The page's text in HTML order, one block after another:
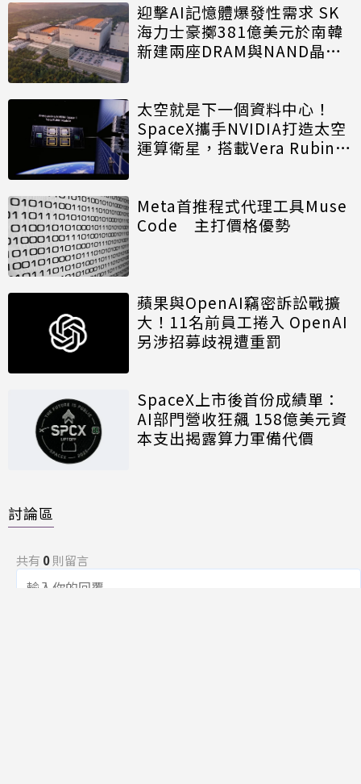
迎擊AI記憶體爆發性需求 SK
海力士豪擲381億美元於南韓
新建兩座DRAM與NAND晶圓
太空就是下一個資料中心！
SpaceX攜手NVIDIA打造太空
運算衛星，搭載Vera Rubin運
Meta首推程式代理工具Muse
Code 主打價格優勢
蘋果與OpenAI竊密訴訟戰擴
大！11名前員工捲入 OpenAI
另涉招募歧視遭重罰
SpaceX上市後首份成績單：
AI部門營收狂飆 158億美元資
本支出揭露算力軍備代價
討論區
共有 0則留言